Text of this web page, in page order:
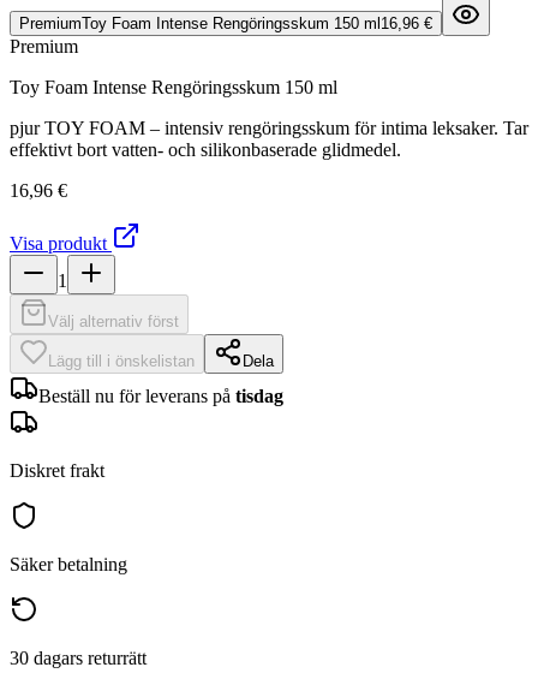
PremiumToy Foam Intense Rengöringsskum 150 ml 16,96 €
Premium
Toy Foam Intense Rengöringsskum 150 ml
pjur TOY FOAM – intensiv rengöringsskum för intima leksaker. Tar
effektivt bort vatten- och silikonbaserade glidmedel.
16,96 €
Visa produkt
1
Välj alternativ först
Lägg till i önskelistan Dela
Beställ nu för leverans på tisdag
Diskret frakt
Säker betalning
30 dagars returrätt